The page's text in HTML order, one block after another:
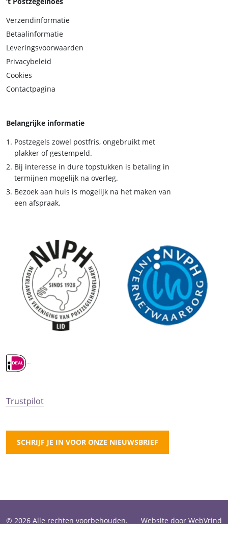
Verzendinformatie
Betaalinformatie
Leveringsvoorwaarden
Privacybeleid
Cookies
Contactpagina
Belangrijke informatie
Postzegels zowel postfris, ongebruikt met
plakker of gestempeld.
Bij interesse in dure topstukken is betaling in
termijnen mogelijk na overleg.
Bezoek aan huis is mogelijk na het maken van
een afspraak.
Trustpilot
SCHRIJF JE IN VOOR ONZE NIEUWSBRIEF
© 2026 Alle rechten voorbehouden. Website door WebVrind